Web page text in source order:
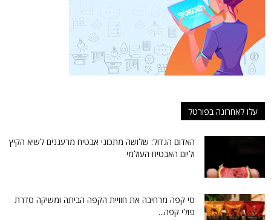
עלו לאחרונה בפורטל
האדום הגדול: שלושה מתכוני אבטיח מרעננים לשיא הקיץ
וליום האבטיח העולמי
סי קפה מרחיבה את חוויית הקפה הביתה ומשיקה סדרת
פולי קפה...